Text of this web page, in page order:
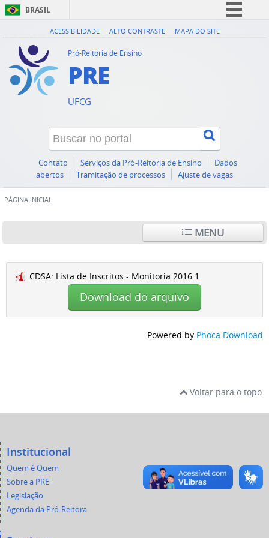
BRASIL
Simplifique!
Canais
ACESSIBILIDADE ALTO CONTRASTE MAPA DO SITE
Pró-Reitoria de Ensino
PRE
UFCG
Contato Serviços da Pró-Reitoria de Ensino
Dados
abertos
Tramitação de processos Ajuste de vagas
PÁGINA INICIAL
MENU
CDSA: Lista de Inscritos - Monitoria 2016.1
Download do arquivo
Powered by Phoca Download
Voltar para o topo
Institucional
Quem é Quem
Sobre a PRE
Legislação
Agenda da Pró-Reitora